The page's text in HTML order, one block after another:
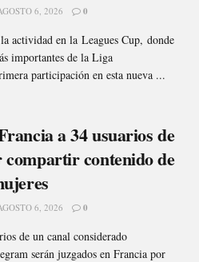
6, 2026 0
actividad en la Leagues Cup, donde
importantes de la Liga
participación en esta nueva ...
a 34 usuarios de
contenido de
6, 2026 0
de un canal considerado
serán juzgados en Francia por